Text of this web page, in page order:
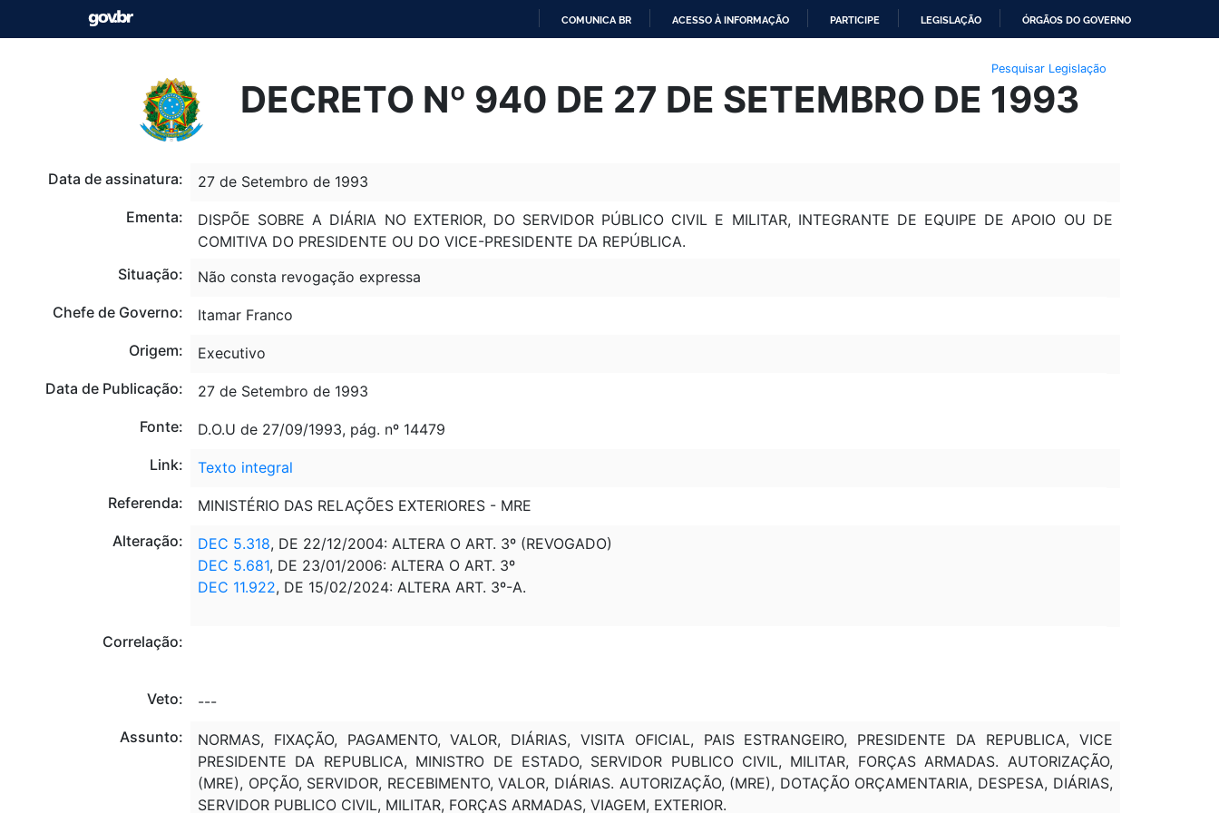
O
CONTEÚDO
COMUNICA BR ACESSO À INFORMAÇÃO PARTICIPE LEGISLAÇÃO ÓRGÃOS DO GOVERNO
Pesquisar Legislação
DECRETO Nº 940 DE 27 DE SETEMBRO DE 1993
Data de assinatura:
27 de Setembro de 1993
Ementa:
DISPÕE SOBRE A DIÁRIA NO EXTERIOR, DO SERVIDOR PÚBLICO CIVIL E MILITAR, INTEGRANTE DE EQUIPE DE APOIO OU DE
COMITIVA DO PRESIDENTE OU DO VICE-PRESIDENTE DA REPÚBLICA.
Situação:
Não consta revogação expressa
Chefe de Governo:
Itamar Franco
Origem:
Executivo
Data de Publicação:
27 de Setembro de 1993
Fonte:
D.O.U de 27/09/1993, pág. nº 14479
Link:
Texto integral
Referenda:
MINISTÉRIO DAS RELAÇÕES EXTERIORES - MRE
Alteração:
DEC 5.318, DE 22/12/2004: ALTERA O ART. 3º (REVOGADO)
DEC 5.681, DE 23/01/2006: ALTERA O ART. 3º
DEC 11.922, DE 15/02/2024: ALTERA ART. 3º-A.
Correlação:
Veto:
---
Assunto:
NORMAS, FIXAÇÃO, PAGAMENTO, VALOR, DIÁRIAS, VISITA OFICIAL, PAIS ESTRANGEIRO, PRESIDENTE DA REPUBLICA, VICE
PRESIDENTE DA REPUBLICA, MINISTRO DE ESTADO, SERVIDOR PUBLICO CIVIL, MILITAR, FORÇAS ARMADAS. AUTORIZAÇÃO,
(MRE), OPÇÃO, SERVIDOR, RECEBIMENTO, VALOR, DIÁRIAS. AUTORIZAÇÃO, (MRE), DOTAÇÃO ORÇAMENTARIA, DESPESA, DIÁRIAS,
SERVIDOR PUBLICO CIVIL, MILITAR, FORÇAS ARMADAS, VIAGEM, EXTERIOR.